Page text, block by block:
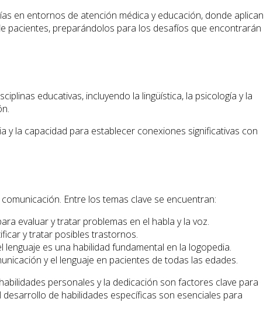
en entornos de atención médica y educación, donde aplican
pacientes, preparándolos para los desafíos que encontrarán
educativas, incluyendo la lingüística, la psicología y la
y la capacidad para establecer conexiones significativas con
Entre los temas clave se encuentran:
evaluar y tratar problemas en el habla y la voz.
y tratar posibles trastornos.
es una habilidad fundamental en la logopedia.
y el lenguaje en pacientes de todas las edades.
personales y la dedicación son factores clave para
de habilidades específicas son esenciales para